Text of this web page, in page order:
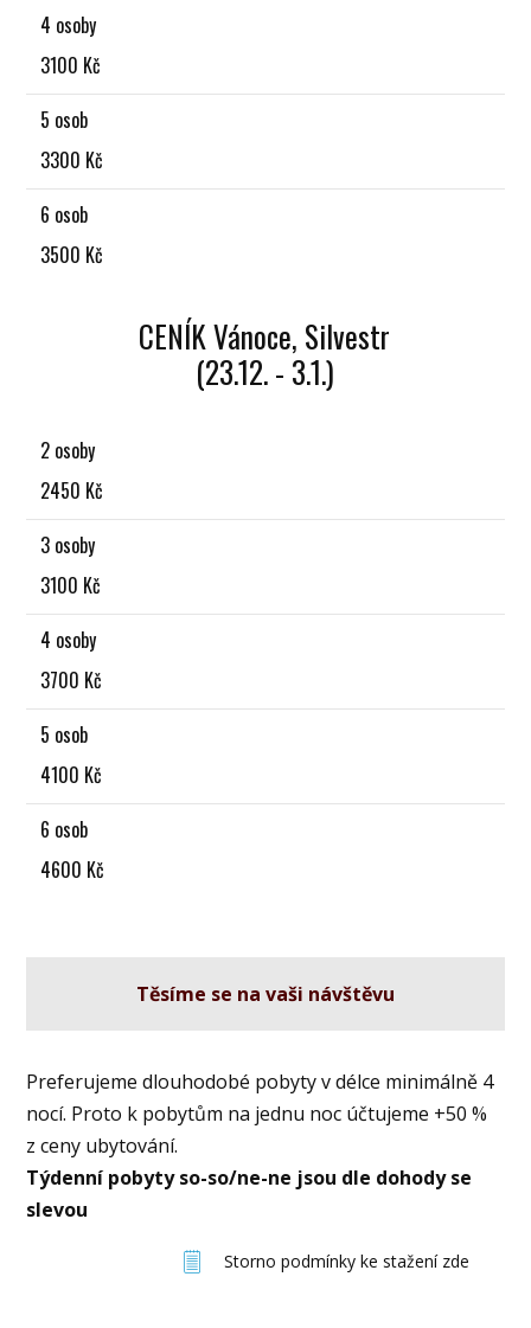
4 osoby
3100 Kč
5 osob
3300 Kč
6 osob
3500 Kč
CENÍK Vánoce, Silvestr
(23.12. - 3.1.)
2 osoby
2450 Kč
3 osoby
3100 Kč
4 osoby
3700 Kč
5 osob
4100 Kč
6 osob
4600 Kč
Těsíme se na vaši návštěvu
Preferujeme dlouhodobé pobyty v délce minimálně 4
nocí. Proto k pobytům na jednu noc účtujeme +50 %
z ceny ubytování.
Týdenní pobyty so-so/ne-ne jsou dle dohody se
slevou
Storno podmínky ke stažení zde